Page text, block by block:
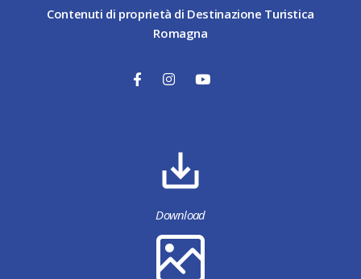
Contenuti di proprietà di Destinazione Turistica
Romagna
Download